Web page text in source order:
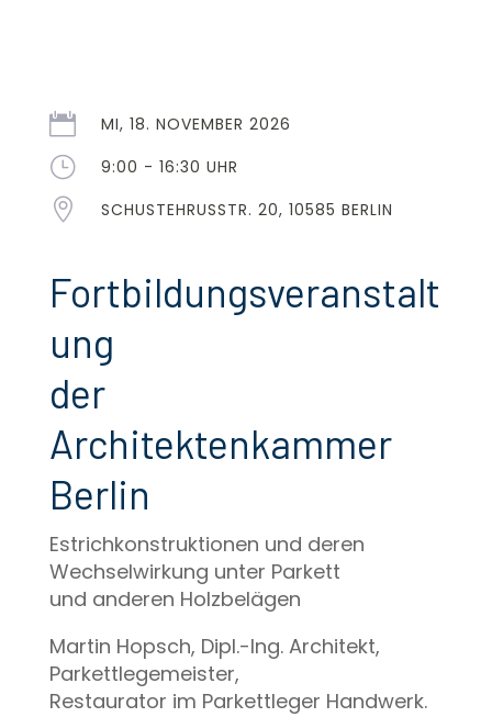
 MI, 18. NOVEMBER 2026
} 9:00 - 16:30 UHR
 SCHUSTEHRUSSTR. 20, 10585 BERLIN
Fortbildungsveranstalt
ung
der
Architektenkammer
Berlin
Estrichkonstruktionen und deren
Wechselwirkung unter Parkett
und anderen Holzbelägen
Martin Hopsch, Dipl.-Ing. Architekt,
Parkettlegemeister,
Restaurator im Parkettleger Handwerk.